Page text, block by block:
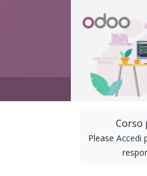
Corso
Please Accedi